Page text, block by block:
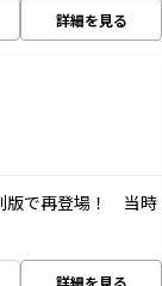
詳細を見る
版で再登場！ 当時
詳細を見る